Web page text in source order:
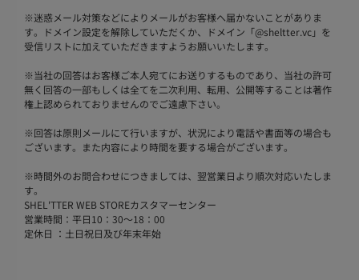
※迷惑メール対策などによりメールがお客様へ届かないことがありま
す。ドメイン設定を解除していただくか、ドメイン「@sheltter.vc」を
受信リストに加えていただきますようお願いいたします。
※当社の回答はお客様ご本人宛てにお送りするものであり、当社の許可
無く回答の一部もしくは全てを二次利用、転用、公開等することは著作
権上認められておりませんのでご遠慮下さい。
※回答は原則メールにて行いますが、状況により電話や書面等の場合も
ございます。また内容により時間を要する場合がございます。
※時間外のお問合わせにつきましては、翌営業日より順次対応いたしま
す。
SHEL'TTER WEB STOREカスタマーセンター
営業時間：平日10：30～18：00
定休日 ：土日祝日及び年末年始